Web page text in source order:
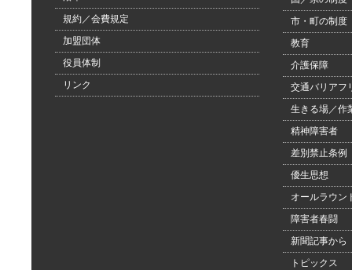
規約／会費規定
加盟団体
役員体制
リンク
市・町の制度
教育
介護保障
交通バリアフ
生きる場／作
精神障害者
差別禁止条例
優生思想
オールラウン
障害者春闘
新聞記事から
トピックス